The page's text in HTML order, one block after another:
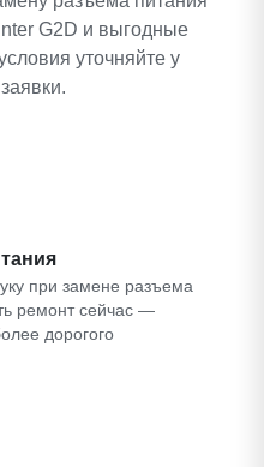
G2D и выгодные
уточняйте у
при замене разъема
ремонт сейчас —
дорогого